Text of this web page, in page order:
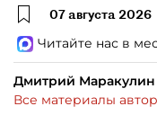
07 августа 2026
Читайте нас в
Дмитрий Маракулин
Все материалы